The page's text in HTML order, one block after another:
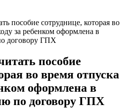
пособие сотруднице, которая во
за ребенком оформлена в
договору ГПХ
пособие
во время отпуска
оформлена в
по договору ГПХ